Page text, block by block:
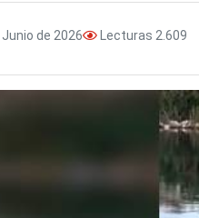
de 2026 Lecturas 2.609